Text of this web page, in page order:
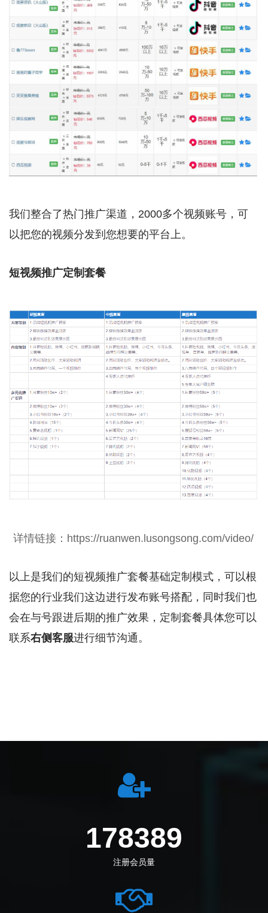
我们整合了热门推广渠道，2000多个视频账号，可
以把您的视频分发到您想要的平台上。
短视频推广定制套餐
详情链接：https://ruanwen.lusongsong.com/video/
以上是我们的短视频推广套餐基础定制模式，可以根
据您的行业我们这边进行发布账号搭配，同时我们也
会在与号跟进后期的推广效果，定制套餐具体您可以
联系右侧客服进行细节沟通。
205833
注册会员量